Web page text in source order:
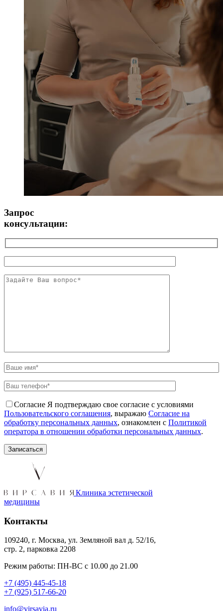
Запрос
консультации:
Согласие Я подтверждаю свое согласие с условиями
Пользовательского соглашения, выражаю Согласие на
обработку персональных данных, ознакомлен с Политикой
оператора в отношении обработки персональных данных.
Клиника эстетической
медицины
Контакты
109240, г. Москва, ул. Земляной вал д. 52/16,
стр. 2, парковка 2208
Режим работы: ПН-ВС с 10.00 до 21.00
+7 (495) 445-45-18
+7 (925) 517-66-20
info@virsavia.ru